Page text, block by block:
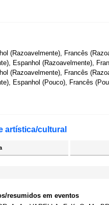
(Razoavelmente), Francês
Espanhol (Razoavelmente),
(Razoavelmente), Francês
Espanhol (Pouco), Francês
artística/cultural
resumidos em eventos